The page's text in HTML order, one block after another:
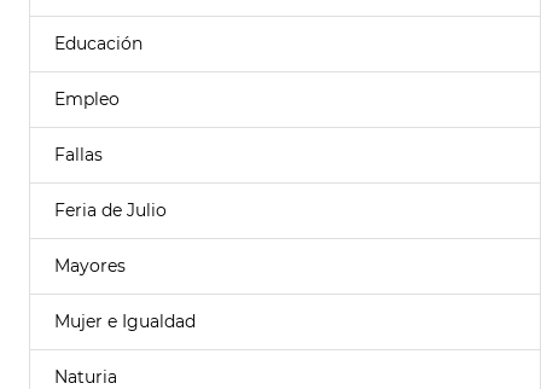
Educación
Empleo
Fallas
Feria de Julio
Mayores
Mujer e Igualdad
Naturia